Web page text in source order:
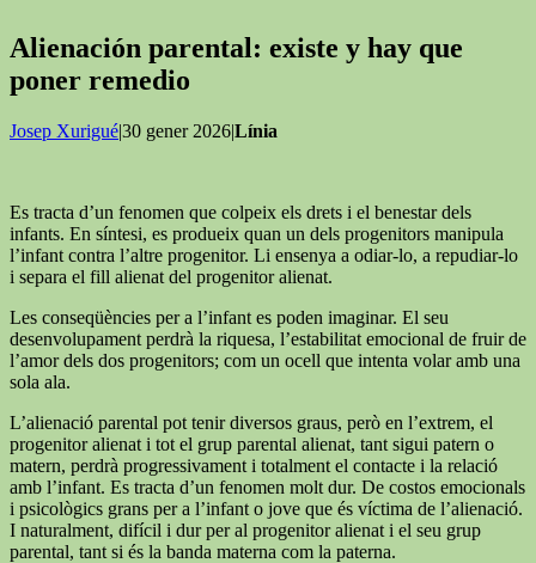
Alienación parental: existe y hay que
poner remedio
Josep Xurigué|30 gener 2026|Línia
Es tracta d’un fenomen que colpeix els drets i el benestar dels
infants. En síntesi, es produeix quan un dels progenitors manipula
l’infant contra l’altre progenitor. Li ensenya a odiar-lo, a repudiar-lo
i separa el fill alienat del progenitor alienat.
Les conseqüències per a l’infant es poden imaginar. El seu
desenvolupament perdrà la riquesa, l’estabilitat emocional de fruir de
l’amor dels dos progenitors; com un ocell que intenta volar amb una
sola ala.
L’alienació parental pot tenir diversos graus, però en l’extrem, el
progenitor alienat i tot el grup parental alienat, tant sigui patern o
matern, perdrà progressivament i totalment el contacte i la relació
amb l’infant. Es tracta d’un fenomen molt dur. De costos emocionals
i psicològics grans per a l’infant o jove que és víctima de l’alienació.
I naturalment, difícil i dur per al progenitor alienat i el seu grup
parental, tant si és la banda materna com la paterna.